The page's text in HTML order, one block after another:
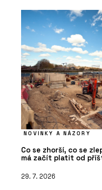
NOVINKY A NÁZORY
Co se zhorší, co se
má začít platit od
29. 7. 2026